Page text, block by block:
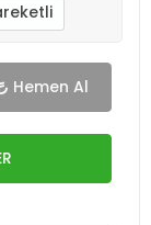
Hemen Al